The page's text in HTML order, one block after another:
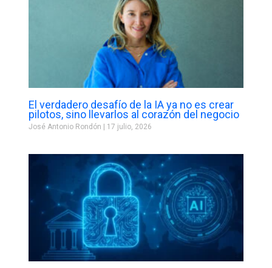
El verdadero desafío de la IA ya no es crear
pilotos, sino llevarlos al corazón del negocio
José Antonio Rondón 17 julio, 2026